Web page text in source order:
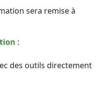
sera remise à
:
des outils directement